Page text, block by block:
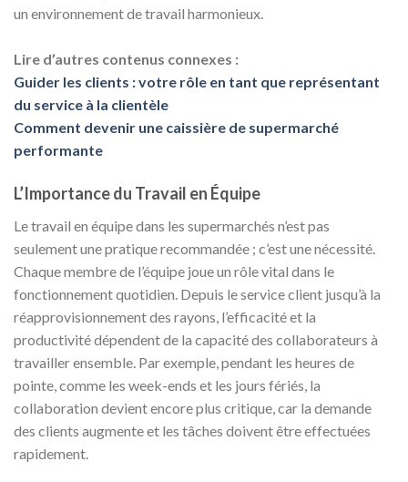
un environnement de travail harmonieux.
Lire d’autres contenus connexes :
Guider les clients : votre rôle en tant que représentant
du service à la clientèle
Comment devenir une caissière de supermarché
performante
L’Importance du Travail en Équipe
Le travail en équipe dans les supermarchés n’est pas
seulement une pratique recommandée ; c’est une nécessité.
Chaque membre de l’équipe joue un rôle vital dans le
fonctionnement quotidien. Depuis le service client jusqu’à la
réapprovisionnement des rayons, l’efficacité et la
productivité dépendent de la capacité des collaborateurs à
travailler ensemble. Par exemple, pendant les heures de
pointe, comme les week-ends et les jours fériés, la
collaboration devient encore plus critique, car la demande
des clients augmente et les tâches doivent être effectuées
rapidement.